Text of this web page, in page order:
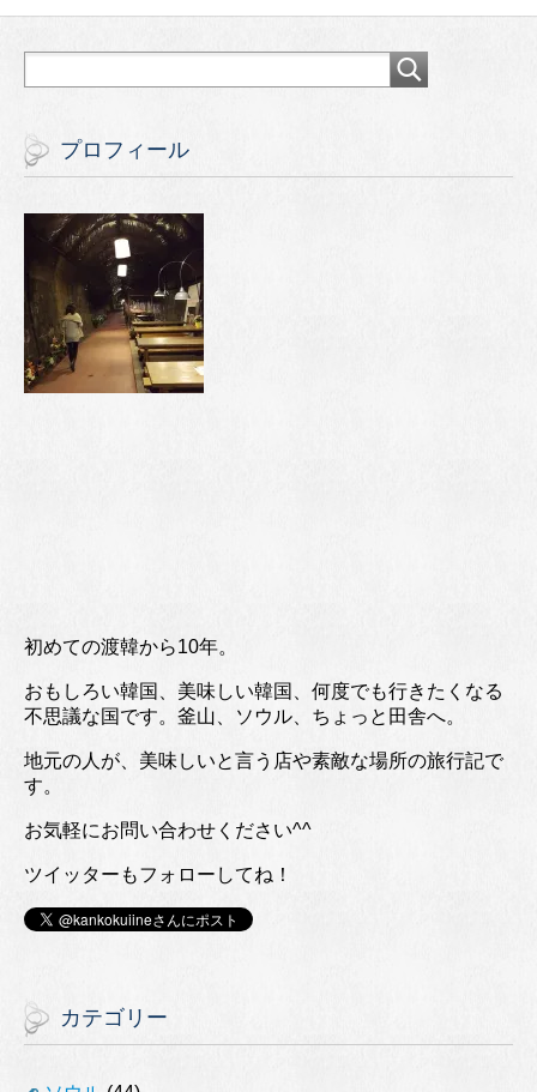
プロフィール
初めての渡韓から10年。
おもしろい韓国、美味しい韓国、何度でも行きたくなる
不思議な国です。釜山、ソウル、ちょっと田舎へ。
地元の人が、美味しいと言う店や素敵な場所の旅行記で
す。
お気軽にお問い合わせください^^
ツイッターもフォローしてね！
カテゴリー